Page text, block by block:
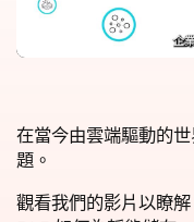
在當今由雲端驅動的
題。
觀看我們的影片以瞭